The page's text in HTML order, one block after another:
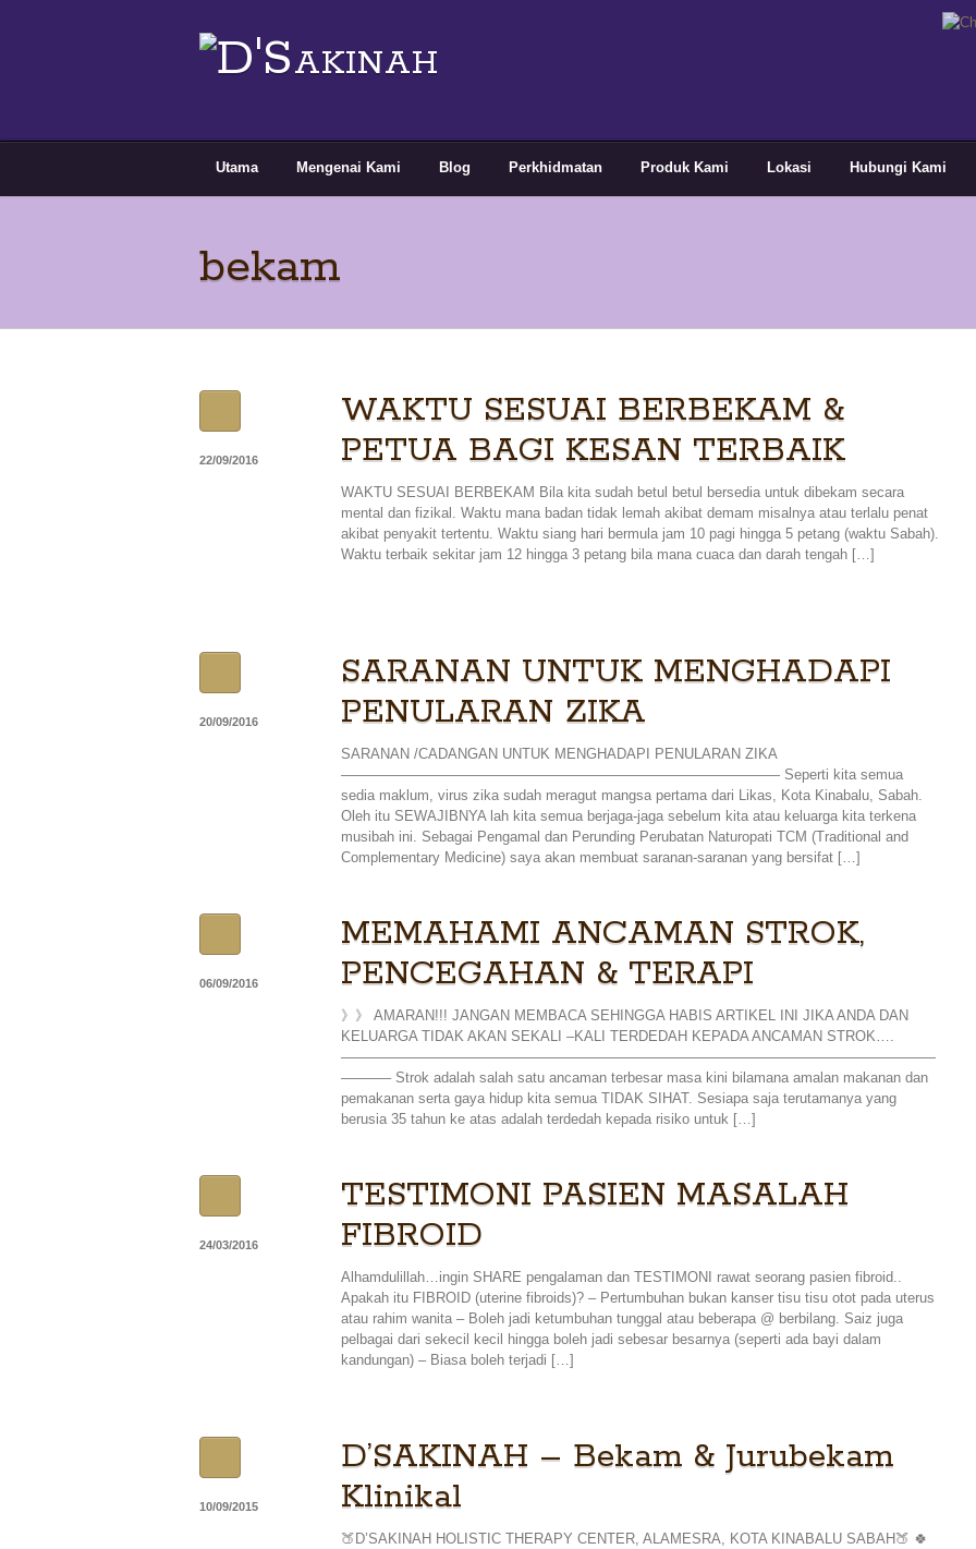
Utama Mengenai Kami Blog Perkhidmatan Produk Kami Lokasi Hubungi Kami
bekam
WAKTU SESUAI BERBEKAM &
PETUA BAGI KESAN TERBAIK
22/09/2016
WAKTU SESUAI BERBEKAM Bila kita sudah betul betul bersedia untuk dibekam secara
mental dan fizikal. Waktu mana badan tidak lemah akibat demam misalnya atau terlalu penat
akibat penyakit tertentu. Waktu siang hari bermula jam 10 pagi hingga 5 petang (waktu Sabah).
Waktu terbaik sekitar jam 12 hingga 3 petang bila mana cuaca dan darah tengah […]
SARANAN UNTUK MENGHADAPI
PENULARAN ZIKA
20/09/2016
SARANAN /CADANGAN UNTUK MENGHADAPI PENULARAN ZIKA
——————————————————————————————— Seperti kita semua
sedia maklum, virus zika sudah meragut mangsa pertama dari Likas, Kota Kinabalu, Sabah.
Oleh itu SEWAJIBNYA lah kita semua berjaga-jaga sebelum kita atau keluarga kita terkena
musibah ini. Sebagai Pengamal dan Perunding Perubatan Naturopati TCM (Traditional and
Complementary Medicine) saya akan membuat saranan-saranan yang bersifat […]
MEMAHAMI ANCAMAN STROK,
PENCEGAHAN & TERAPI
06/09/2016
》》 AMARAN!!! JANGAN MEMBACA SEHINGGA HABIS ARTIKEL INI JIKA ANDA DAN
KELUARGA TIDAK AKAN SEKALI –KALI TERDEDAH KEPADA ANCAMAN STROK….
——————————————————————————————————————————
———– Strok adalah salah satu ancaman terbesar masa kini bilamana amalan makanan dan
pemakanan serta gaya hidup kita semua TIDAK SIHAT. Sesiapa saja terutamanya yang
berusia 35 tahun ke atas adalah terdedah kepada risiko untuk […]
TESTIMONI PASIEN MASALAH
FIBROID
24/03/2016
Alhamdulillah…ingin SHARE pengalaman dan TESTIMONI rawat seorang pasien fibroid..
Apakah itu FIBROID (uterine fibroids)? – Pertumbuhan bukan kanser tisu tisu otot pada uterus
atau rahim wanita – Boleh jadi ketumbuhan tunggal atau beberapa @ berbilang. Saiz juga
pelbagai dari sekecil kecil hingga boleh jadi sebesar besarnya (seperti ada bayi dalam
kandungan) – Biasa boleh terjadi […]
D’SAKINAH – Bekam & Jurubekam
Klinikal
10/09/2015
🍑D’SAKINAH HOLISTIC THERAPY CENTER, ALAMESRA, KOTA KINABALU SABAH🍑 🍀